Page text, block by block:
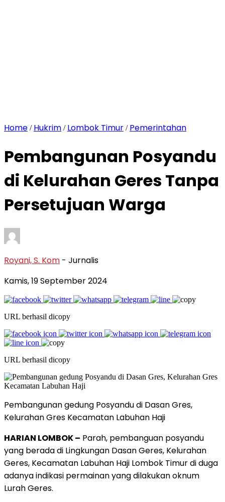
Home / Hukrim / Lombok Timur / Pemerintahan
Pembangunan Posyandu
di Kelurahan Geres Tanpa
Persetujuan Warga
Royani, S. Kom - Jurnalis
Kamis, 19 September 2024
URL berhasil dicopy
URL berhasil dicopy
Pembangunan gedung Posyandu di Dasan Gres,
Kelurahan Gres Kecamatan Labuhan Haji
HARIAN LOMBOK – Parah, pembanguan posyandu
yang berada di Lingkungan Dasan Geres, Kelurahan
Geres, Kecamatan Labuhan Haji Lombok Timur di duga
adanya indikasi permainan yang dilakukan oknum
Lurah Geres.